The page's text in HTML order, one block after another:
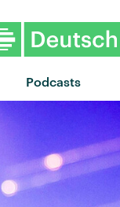
Podcasts